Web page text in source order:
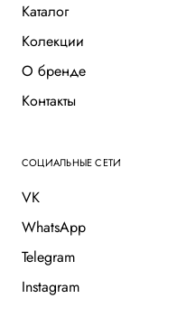
Каталог
Колекции
О бренде
Контакты
СОЦИАЛЬНЫЕ СЕТИ
VK
WhatsApp
Telegram
Instagram